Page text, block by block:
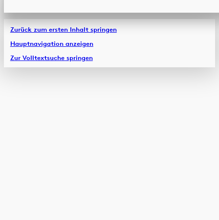
Zurück zum ersten Inhalt springen
Hauptnavigation anzeigen
Zur Volltextsuche springen